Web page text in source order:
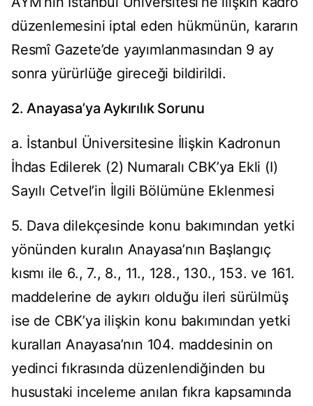
düzenlemesini iptal eden hükmünün, kararın
Resmî Gazete’de yayımlanmasından 9 ay
sonra yürürlüğe gireceği bildirildi.
2. Anayasa’ya Aykırılık Sorunu
a. İstanbul Üniversitesine İlişkin Kadronun
İhdas Edilerek (2) Numaralı CBK’ya Ekli (I)
Sayılı Cetvel’in İlgili Bölümüne Eklenmesi
5. Dava dilekçesinde konu bakımından yetki
yönünden kuralın Anayasa’nın Başlangıç
kısmı ile 6., 7., 8., 11., 128., 130., 153. ve 161.
maddelerine de aykırı olduğu ileri sürülmüş
ise de CBK’ya ilişkin konu bakımından yetki
kuralları Anayasa’nın 104. maddesinin on
yedinci fıkrasında düzenlendiğinden bu
husustaki inceleme anılan fıkra kapsamında